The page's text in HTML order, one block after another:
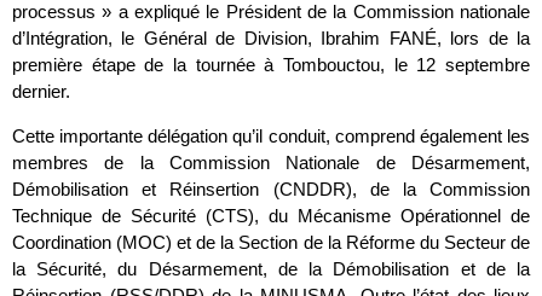
processus » a expliqué le Président de la Commission nationale
d’Intégration, le Général de Division, Ibrahim FANÉ, lors de la
première étape de la tournée à Tombouctou, le 12 septembre
dernier.
Cette importante délégation qu’il conduit, comprend également les
membres de la Commission Nationale de Désarmement,
Démobilisation et Réinsertion (CNDDR), de la Commission
Technique de Sécurité (CTS), du Mécanisme Opérationnel de
Coordination (MOC) et de la Section de la Réforme du Secteur de
la Sécurité, du Désarmement, de la Démobilisation et de la